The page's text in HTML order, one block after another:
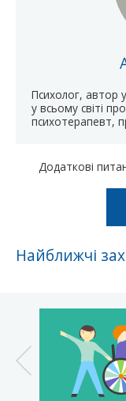
Психолог, автор
у всьому світі
психотерапевт,
Додаткові
Найближчі